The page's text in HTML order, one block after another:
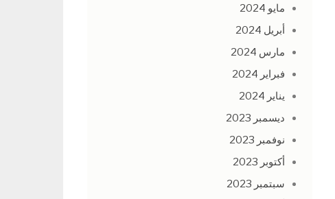
مايو 2024
أبريل 2024
مارس 2024
فبراير 2024
يناير 2024
ديسمبر 2023
نوفمبر 2023
أكتوبر 2023
سبتمبر 2023